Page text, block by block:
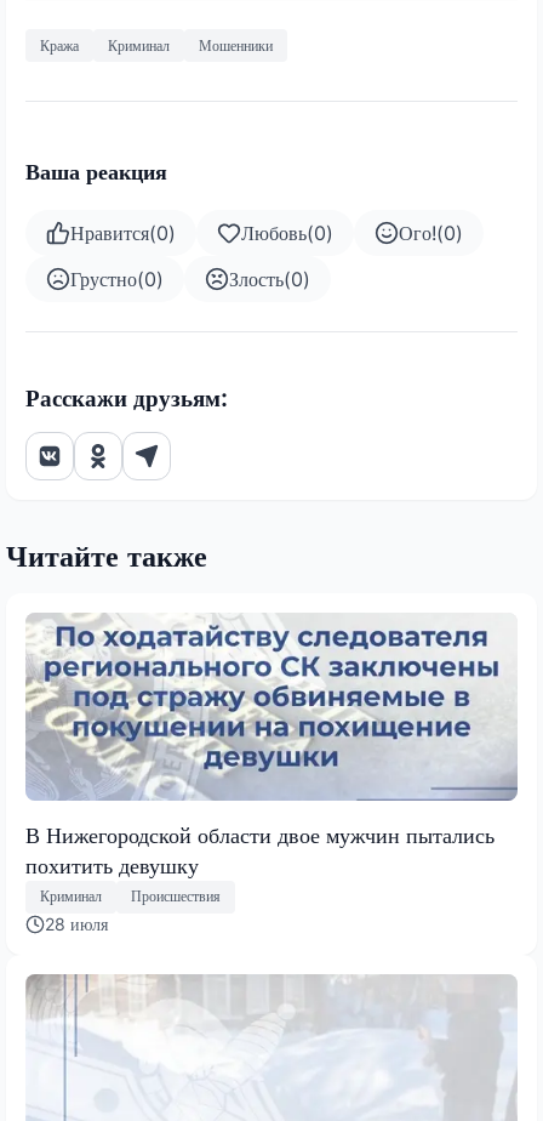
Кража Криминал Мошенники
Ваша реакция
Нравится(0) Любовь(0) Ого!(0)
Грустно(0) Злость(0)
Расскажи друзьям:
Читайте также
В Нижегородской области двое мужчин пытались
похитить девушку
Криминал Происшествия
28 июля